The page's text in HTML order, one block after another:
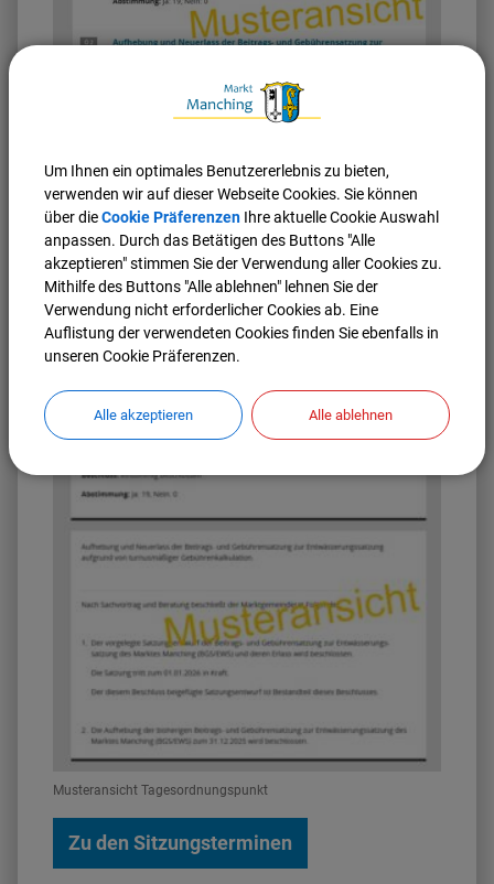
Mit Klick auf den blau geschriebenen Text finden Sie hier
auch das Beschluss- bzw. Abstimmungsergebnis und
eine Zusammenfassung des Sachvortrages bzw. des
Beschlusses.
Ist der Tagesordnungspunkt schwarz geschrieben, ist die
Niederschrift noch nicht offiziell genehmigt und kann
somit nicht veröffentlicht werden.
Musteransicht Tagesordnungspunkt
Zu den Sitzungsterminen
Um Ihnen ein optimales Benutzererlebnis zu bieten,
verwenden wir auf dieser Webseite Cookies. Sie können
über dieCookie Präferenzen Ihre aktuelle Cookie Auswahl
anpassen. Durch das Betätigen des Buttons "Alle
akzeptieren" stimmen Sie der Verwendung aller Cookies zu.
Mithilfe des Buttons "Alle ablehnen" lehnen Sie der
Verwendung nicht erforderlicher Cookies ab. Eine
Auflistung der verwendeten Cookies finden Sie ebenfalls in
unseren Cookie Präferenzen.
Alle akzeptieren Alle ablehnen